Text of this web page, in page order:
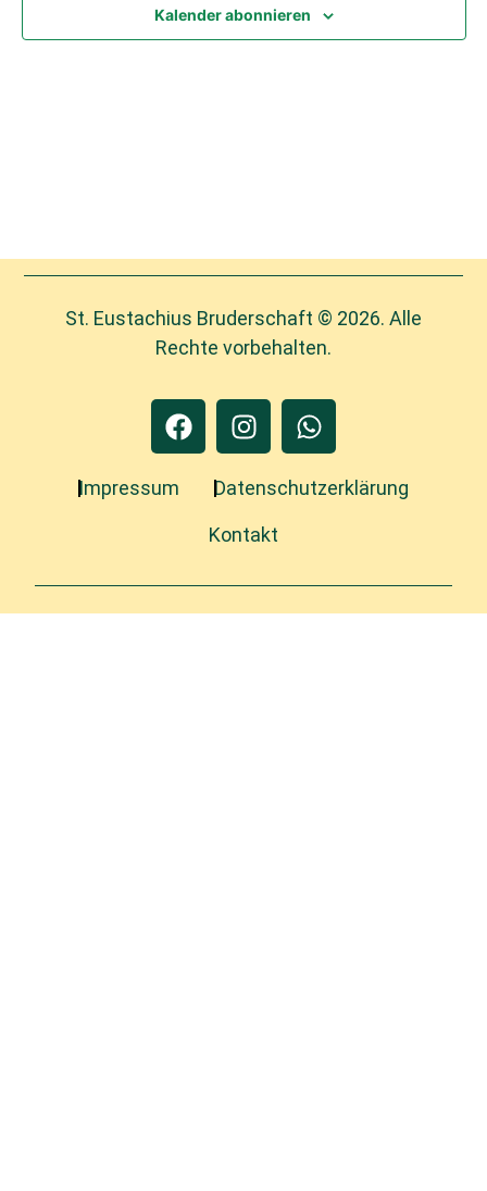
Kalender abonnieren
St. Eustachius Bruderschaft © 2026. Alle
Rechte vorbehalten.
Impressum Datenschutzerklärung
Kontakt